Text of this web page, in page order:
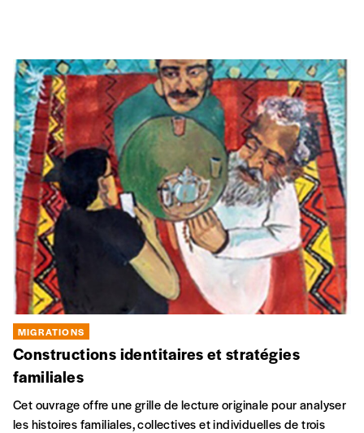
impliqués dans le film.
MIGRATIONS
Atlas des migrations en Méditerranée
Au travers de deux cents cartes, des illustrations, des extraits
de sources historiques et des textes de synthèse rédigés par
plus de soixante-dix spécialistes, historiens, géographes,
anthropologues ou politologues, l’Atlas des migrations en
Méditerranée de l’Antiquité à nos jours
MIGRATIONS
Présences tunisiennes en Belgique